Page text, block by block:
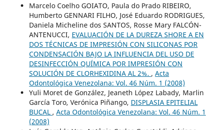
Marcelo Coelho GOIATO, Paula do Prado RIBEIRO,
Humberto GENNARI FILHO, José Eduardo RODRIGUES,
Daniela Micheline dos SANTOS, Rosse Mary FALCÓN-
ANTENUCCI, EVALUACIÓN DE LA DUREZA SHORE A EN
DOS TÉCNICAS DE IMPRESIÓN CON SILICONAS POR
CONDENSACIÓN BAJO LA INFLUENCIA DEL USO DE
DESINFECCIÓN QUÍMICA POR IMPRESIÓN CON
SOLUCIÓN DE CLORHEXIDINA AL 2%. , Acta
Odontológica Venezolana: Vol. 46 Núm. 1 (2008)
Yuli Moret de González, Jeaneth López Labady, Marlin
García Toro, Verónica Piñango, DISPLASIA EPITELIAL
BUCAL , Acta Odontológica Venezolana: Vol. 46 Núm. 1
(2008)